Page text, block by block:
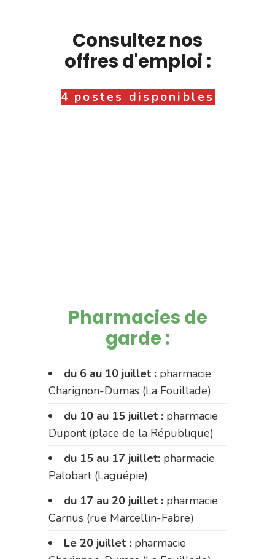
Consultez nos
offres d'emploi :
4 postes disponibles
Pharmacies de
garde :
du 6 au 10 juillet : pharmacie
Charignon-Dumas (La Fouillade)
du 10 au 15 juillet : pharmacie
Dupont (place de la République)
du 15 au 17 juillet: pharmacie
Palobart (Laguépie)
du 17 au 20 juillet : pharmacie
Carnus (rue Marcellin-Fabre)
Le 20 juillet : pharmacie